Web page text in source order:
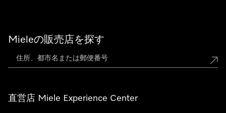
Mieleの販売店を探す
直営店 Miele Experience Center